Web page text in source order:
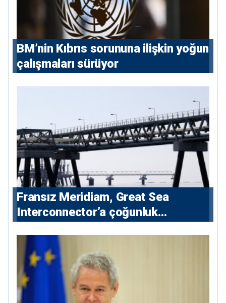
BM’nin Kıbrıs sorununa ilişkin yoğun
çalışmaları sürüyor
Fransız Meridiam, Great Sea
Interconnector’a çoğunluk